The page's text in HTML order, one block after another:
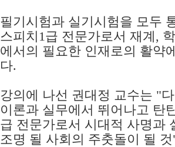
필기시험과 실기시험을 모두
스피치1급 전문가로서 재계,
에서의 필요한 인재로의 활약
다.
강의에 나선 권대정 교수는 "
이론과 실무에서 뛰어나고 탄
급 전문가로서 시대적 사명과
조명 될 사회의 주춧돌이 될